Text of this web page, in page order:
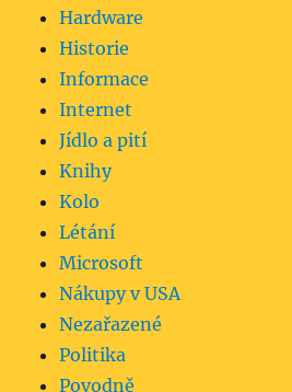
Hardware
Historie
Informace
Internet
Jídlo a pití
Knihy
Kolo
Létání
Microsoft
Nákupy v USA
Nezařazené
Politika
Povodně